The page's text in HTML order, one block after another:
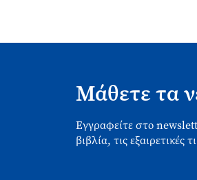
Μάθετε τα
Εγγραφείτε στο
βιβλία, τις εξαιρετικές